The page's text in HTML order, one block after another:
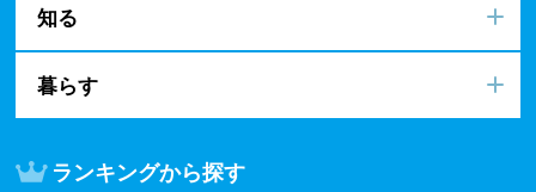
知る
暮らす
ランキングから探す